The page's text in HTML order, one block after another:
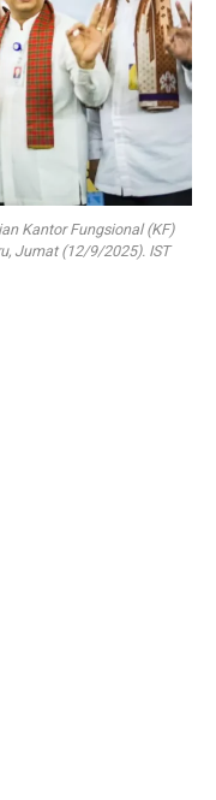
Kantor Fungsional (KF)
Jumat (12/9/2025). IST